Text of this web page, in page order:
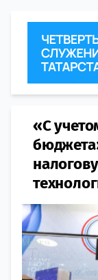
«С